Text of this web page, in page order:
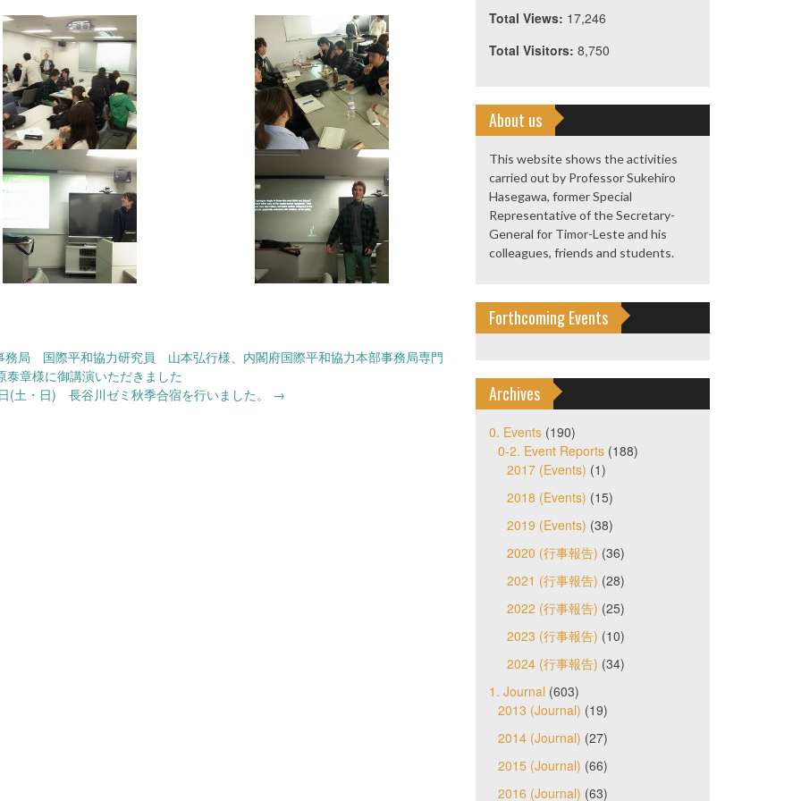
局 国際平和協力研究員 山本弘行様、内閣府国際平和協力本部事務局専門
章様に御講演いただきました
(土・日) 長谷川ゼミ秋季合宿を行いました。
→
Total Views: 17,246
Total Visitors: 8,750
About us
This website shows the activities
carried out by Professor Sukehiro
Hasegawa, former Special
Representative of the Secretary-
General for Timor-Leste and his
colleagues, friends and students.
Forthcoming Events
Archives
0. Events(190)
0-2. Event Reports(188)
2017 (Events) (1)
2018 (Events) (15)
2019 (Events) (38)
2020 (行事報告) (36)
2021 (行事報告) (28)
2022 (行事報告) (25)
2023 (行事報告) (10)
2024 (行事報告) (34)
1. Journal (603)
2013 (Journal) (19)
2014 (Journal) (27)
2015 (Journal) (66)
2016 (Journal) (63)